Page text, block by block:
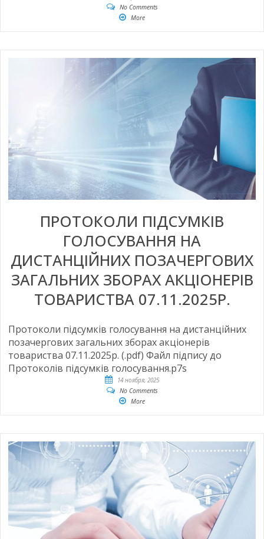
No Comments
More
ПРОТОКОЛИ ПІДСУМКІВ
ГОЛОСУВАННЯ НА
ДИСТАНЦІЙНИХ ПОЗАЧЕРГОВИХ
ЗАГАЛЬНИХ ЗБОРАХ АКЦІОНЕРІВ
ТОВАРИСТВА 07.11.2025Р.
Протоколи підсумків голосування на дистанційних
позачергових загальних зборах акціонерів
товариства 07.11.2025р. (.pdf) Файл підпису до
Протоколів підсумків голосування.p7s
14 ноября, 2025
No Comments
More